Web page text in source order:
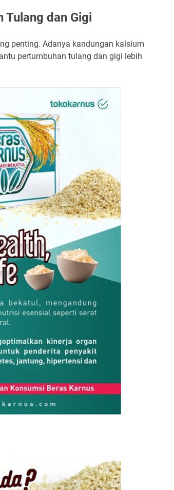
Tulang dan Gigi
penting. Adanya kandungan kalsium
pertumbuhan tulang dan gigi lebih